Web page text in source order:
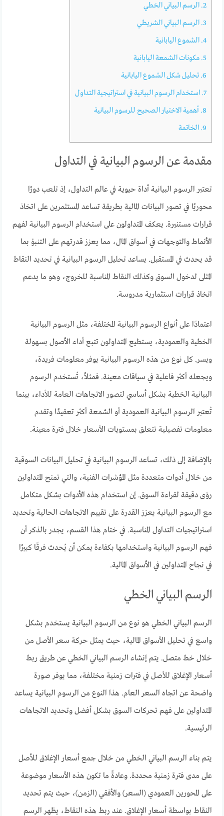
2. الرسم البياني الخطي
3. الرسم البياني الشريطي
4. الشموع اليابانية
5. مكونات الشمعة اليابانية
6. تحليل شكل الشموع اليابانية
7. استخدام الرسوم البيانية في استراتيجية التداول
8. أهمية الاختيار الصحيح للرسوم البيانية
9. الخاتمة
مقدمة عن الرسوم البيانية في التداول
تعتبر الرسوم البيانية أداة حيوية في عالم التداول، إذ تلعب دورًا
محوريًا في تصور البيانات المالية بطريقة تساعد المستثمرين على اتخاذ
قرارات مستنيرة. يعكف المتداولون على استخدام الرسوم البيانية لفهم
الأنماط والتوجهات في أسواق المال، مما يعزز قدرتهم على التنبؤ بما
قد يحدث في المستقبل. يساعد تحليل الرسوم البيانية في تحديد النقاط
المثلى لدخول السوق وكذلك النقاط المناسبة للخروج، وهو ما يدعم
اتخاذ قرارات استثمارية مدروسة.
اعتمادًا على أنواع الرسوم البيانية المختلفة، مثل الرسوم البيانية
الخطية والعمودية، يستطيع المتداولون تتبع أداء الأصول بسهولة
ويسر. كل نوع من هذه الرسوم البيانية يوفر معلومات فريدة،
ويجعله أكثر فاعلية في سياقات معينة. فمثلاً، تُستخدم الرسوم
البيانية الخطية بشكل أساسي لتصور الاتجاهات العامة للأداء، بينما
تُعتبر الرسوم البيانية العمودية أو الشمعة أكثر تعقيدًا وتقدم
معلومات تفصيلية تتعلق بمستويات الأسعار خلال فترة معينة.
بالإضافة إلى ذلك، تساعد الرسوم البيانية في تحليل البيانات السوقية
من خلال أدوات متعددة مثل المؤشرات الفنية، والتي تمنح المتداولين
رؤى دقيقة لقراءة السوق. إن استخدام هذه الأدوات بشكل متكامل
مع الرسوم البيانية يعزز القدرة على تقييم الاتجاهات الحالية وتحديد
استراتيجيات التداول المناسبة. في ختام هذا القسم، يجدر بالذكر أن
فهم الرسوم البيانية واستخدامها بكفاءة يمكن أن يُحدث فرقًا كبيرًا
في نجاح المتداولين في الأسواق المالية.
الرسم البياني الخطي
الرسم البياني الخطي هو نوع من الرسوم البيانية يستخدم بشكل
واسع في تحليل الأسواق المالية، حيث يمثل حركة سعر الأصل من
خلال خط متصل. يتم إنشاء الرسم البياني الخطي عن طريق ربط
أسعار الإغلاق للأصل في فترات زمنية مختلفة، مما يوفر صورة
واضحة عن اتجاه السعر العام. هذا النوع من الرسوم البيانية يساعد
المتداولين على فهم تحركات السوق بشكل أفضل وتحديد الاتجاهات
الرئيسية.
يتم بناء الرسم البياني الخطي من خلال جمع أسعار الإغلاق للأصل
على مدى فترة زمنية محددة. وعادةً ما تكون هذه الأسعار موضوعة
على المحورين العمودي (السعر) والأفقي (الزمن)، حيث يتم تحديد
النقاط بواسطة أسعار الإغلاق. عند ربط هذه النقاط، يظهر الرسم